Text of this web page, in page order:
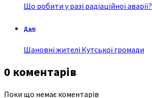
Що робити у разі радіаційної аварії?
Далі
Шановні жителі Кутської громади
0 коментарів
Поки що немає коментарів